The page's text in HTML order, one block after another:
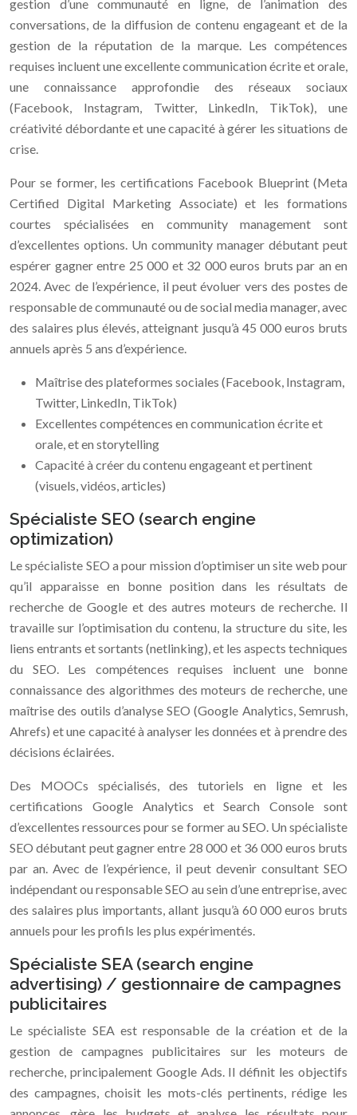
gestion d’une communauté en ligne, de l’animation des
conversations, de la diffusion de contenu engageant et de la
gestion de la réputation de la marque. Les compétences
requises incluent une excellente communication écrite et orale,
une connaissance approfondie des réseaux sociaux
(Facebook, Instagram, Twitter, LinkedIn, TikTok), une
créativité débordante et une capacité à gérer les situations de
crise.
Pour se former, les certifications Facebook Blueprint (Meta
Certified Digital Marketing Associate) et les formations
courtes spécialisées en community management sont
d’excellentes options. Un community manager débutant peut
espérer gagner entre 25 000 et 32 000 euros bruts par an en
2024. Avec de l’expérience, il peut évoluer vers des postes de
responsable de communauté ou de social media manager, avec
des salaires plus élevés, atteignant jusqu’à 45 000 euros bruts
annuels après 5 ans d’expérience.
Maîtrise des plateformes sociales (Facebook, Instagram,
Twitter, LinkedIn, TikTok)
Excellentes compétences en communication écrite et
orale, et en storytelling
Capacité à créer du contenu engageant et pertinent
(visuels, vidéos, articles)
Spécialiste SEO (search engine
optimization)
Le spécialiste SEO a pour mission d’optimiser un site web pour
qu’il apparaisse en bonne position dans les résultats de
recherche de Google et des autres moteurs de recherche. Il
travaille sur l’optimisation du contenu, la structure du site, les
liens entrants et sortants (netlinking), et les aspects techniques
du SEO. Les compétences requises incluent une bonne
connaissance des algorithmes des moteurs de recherche, une
maîtrise des outils d’analyse SEO (Google Analytics, Semrush,
Ahrefs) et une capacité à analyser les données et à prendre des
décisions éclairées.
Des MOOCs spécialisés, des tutoriels en ligne et les
certifications Google Analytics et Search Console sont
d’excellentes ressources pour se former au SEO. Un spécialiste
SEO débutant peut gagner entre 28 000 et 36 000 euros bruts
par an. Avec de l’expérience, il peut devenir consultant SEO
indépendant ou responsable SEO au sein d’une entreprise, avec
des salaires plus importants, allant jusqu’à 60 000 euros bruts
annuels pour les profils les plus expérimentés.
Spécialiste SEA (search engine
advertising) / gestionnaire de campagnes
publicitaires
Le spécialiste SEA est responsable de la création et de la
gestion de campagnes publicitaires sur les moteurs de
recherche, principalement Google Ads. Il définit les objectifs
des campagnes, choisit les mots-clés pertinents, rédige les